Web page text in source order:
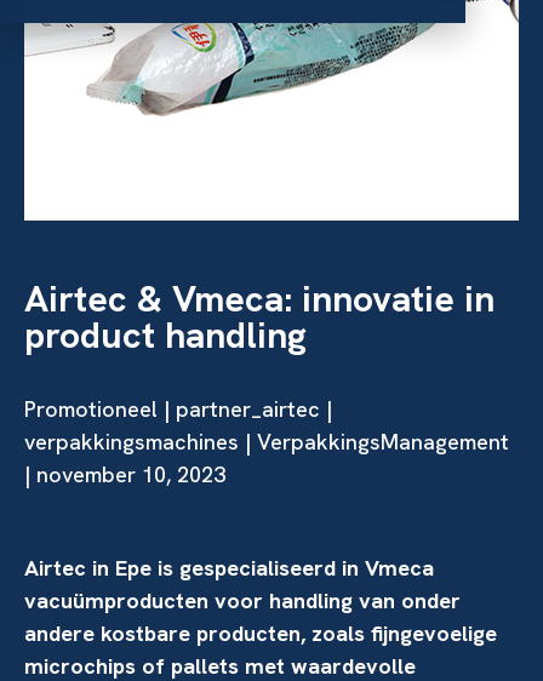
Airtec & Vmeca: innovatie in
product handling
Promotioneel | partner_airtec |
verpakkingsmachines | VerpakkingsManagement
| november 10, 2023
Airtec in Epe is gespecialiseerd in Vmeca
vacuümproducten voor handling van onder
andere kostbare producten, zoals fijngevoelige
microchips of pallets met waardevolle